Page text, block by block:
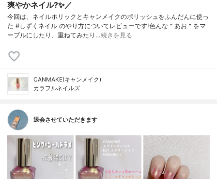
爽やかネイル?✨／
今回は、ネイルホリックとキャンメイクのポリッシュをふんだんに使っ
た #しずくネイル のやり方についてレビューです!色んな＂あお＂をマ
ーブルにしたり、重ねてみたり…続きを見る
CANMAKE(キャンメイク)
カラフルネイルズ
退会させていただきます